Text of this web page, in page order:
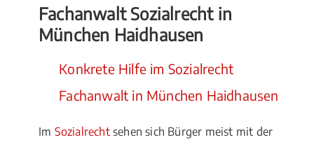
Fachanwalt Sozialrecht in
München Haidhausen
Konkrete Hilfe im Sozialrecht
Fachanwalt in München Haidhausen
Im Sozialrechtsehen sich Bürger meist mit der